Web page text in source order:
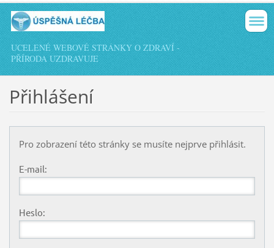
UCELENÉ WEBOVÉ STRÁNKY O ZDRAVÍ -
PŘÍRODA UZDRAVUJE
Přihlášení
Pro zobrazení této stránky se musíte nejprve přihlásit.
E-mail:
Heslo: